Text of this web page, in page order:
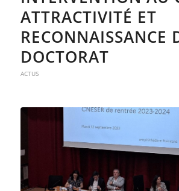
ATTRACTIVITÉ ET
RECONNAISSANCE
DOCTORAT
ACTUS